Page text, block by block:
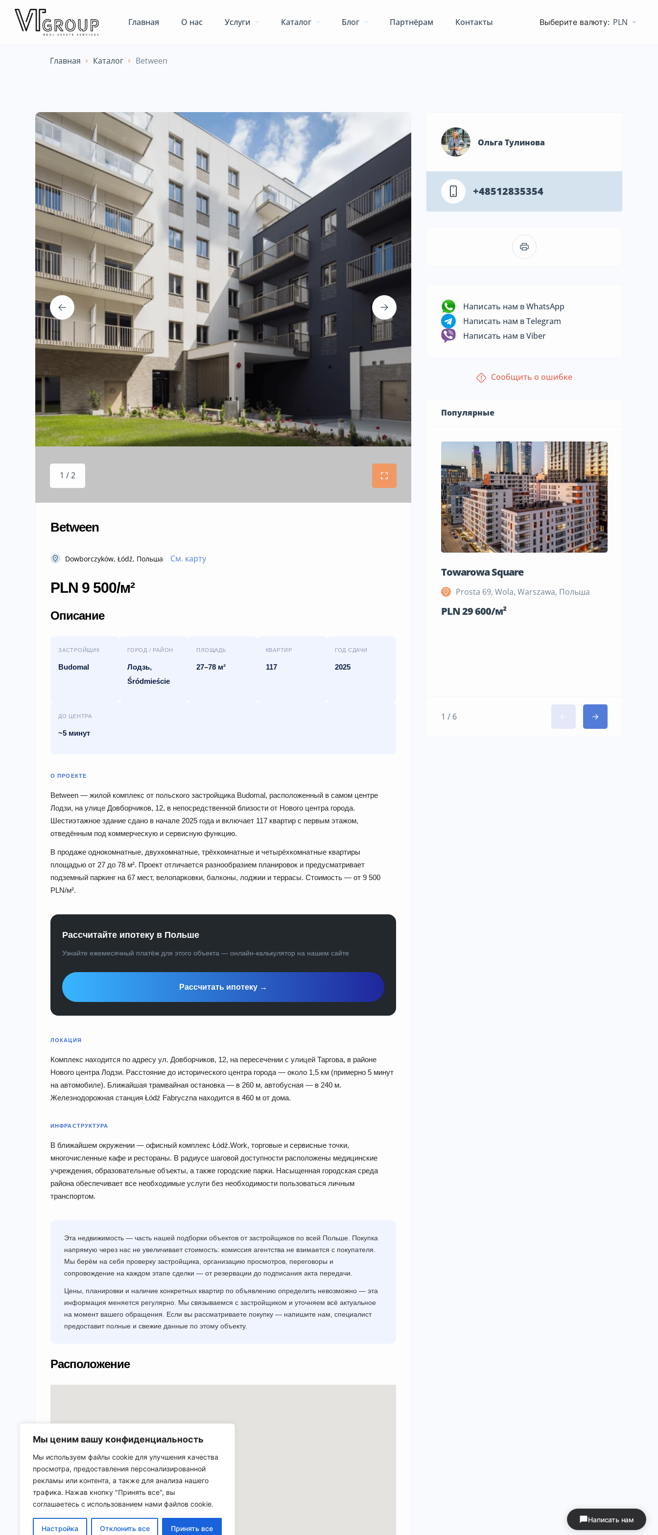
Мы ценим вашу конфиденциальность
Мы используем файлы cookie для улучшения качества
просмотра, предоставления персонализированной
рекламы или контента, а также для анализа нашего
трафика. Нажав кнопку "Принять все", вы
соглашаетесь с использованием нами файлов cookie.
Настройка Отклонить все Принять все
Главная О нас Услуги Каталог Блог Партнёрам Контакты PLN
Главная Каталог Between
1 / 2
Between
Dowborczyków, Łódź, Польша См. карту
PLN 9 500/м²
Описание
ЗАСТРОЙЩИК
Budomal
ГОРОД / РАЙОН
Лодзь,
Śródmieście
ПЛОЩАДЬ
27–78 м²
КВАРТИР
117
ГОД СДАЧИ
2025
ДО ЦЕНТРА
~5 минут
О ПРОЕКТЕ
Between — жилой комплекс от польского застройщика Budomal, расположенный в самом центре
Лодзи, на улице Довборчиков, 12, в непосредственной близости от Нового центра города.
Шестиэтажное здание сдано в начале 2025 года и включает 117 квартир с первым этажом,
отведённым под коммерческую и сервисную функцию.
В продаже однокомнатные, двухкомнатные, трёхкомнатные и четырёхкомнатные квартиры
площадью от 27 до 78 м². Проект отличается разнообразием планировок и предусматривает
подземный паркинг на 67 мест, велопарковки, балконы, лоджии и террасы. Стоимость — от 9 500
PLN/м².
Рассчитайте ипотеку в Польше
Узнайте ежемесячный платёж для этого объекта — онлайн-калькулятор на нашем сайте
Рассчитать ипотеку →
ЛОКАЦИЯ
Комплекс находится по адресу ул. Довборчиков, 12, на пересечении с улицей Таргова, в районе
Нового центра Лодзи. Расстояние до исторического центра города — около 1,5 км (примерно 5 минут
на автомобиле). Ближайшая трамвайная остановка — в 260 м, автобусная — в 240 м.
Железнодорожная станция Łódź Fabryczna находится в 460 м от дома.
ИНФРАСТРУКТУРА
В ближайшем окружении — офисный комплекс Łódź.Work, торговые и сервисные точки,
многочисленные кафе и рестораны. В радиусе шаговой доступности расположены медицинские
учреждения, образовательные объекты, а также городские парки. Насыщенная городская среда
района обеспечивает все необходимые услуги без необходимости пользоваться личным
транспортом.
Эта недвижимость — часть нашей подборки объектов от застройщиков по всей Польше. Покупка
напрямую через нас не увеличивает стоимость: комиссия агентства не взимается с покупателя.
Мы берём на себя проверку застройщика, организацию просмотров, переговоры и
сопровождение на каждом этапе сделки — от резервации до подписания акта передачи.
Цены, планировки и наличие конкретных квартир по объявлению определить невозможно — эта
информация меняется регулярно. Мы связываемся с застройщиком и уточняем всё актуальное
на момент вашего обращения. Если вы рассматриваете покупку — напишите нам, специалист
предоставит полные и свежие данные по этому объекту.
Расположение
Ольга Тулинова
+48512835354
Написать нам в WhatsApp
Написать нам в Telegram
Написать нам в Viber
Сообщить о ошибке
Популярные
Towarowa Square
Prosta 69, Wola, Warszawa, Польша
PLN 29 600/м²
1 / 6
Написать нам